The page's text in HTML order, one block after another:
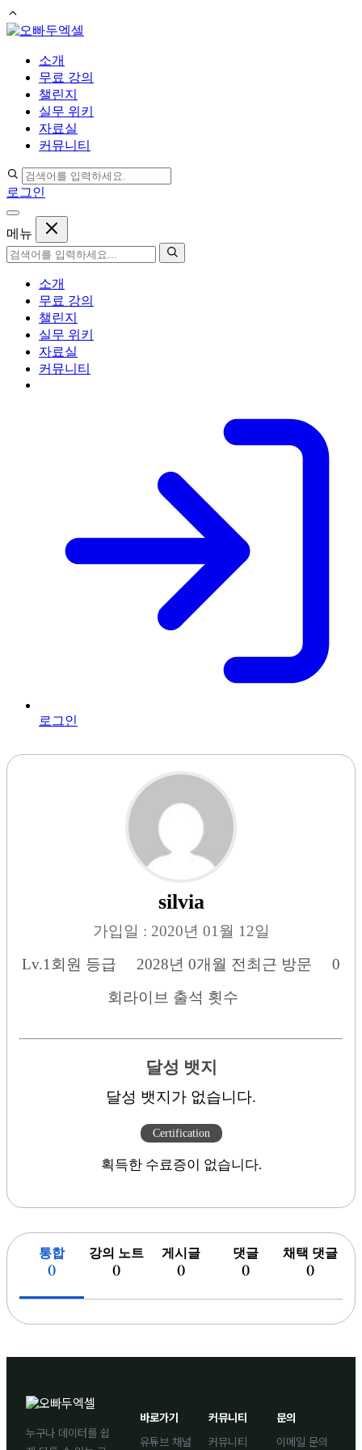
컨
소개
무료 강의
챌린지
실무 위키
자료실
커뮤니티
로그인
메뉴
소개
무료 강의
챌린지
실무 위키
자료실
커뮤니티
로그인
silvia
가입일 : 2020년 01월 12일
Lv.1 회원 등급 2028년 0개월 전 최근 방문
0
회 라이브 출석 횟수
달성 뱃지
달성 뱃지가 없습니다.
Certification
획득한 수료증이 없습니다.
통합
()
강의 노트
()
게시글
()
댓글
()
채택 댓글
()
누구나 데이터를 쉽
바로가기
유튜브 채널
커뮤니티
커뮤니티
문의
이메일 문의